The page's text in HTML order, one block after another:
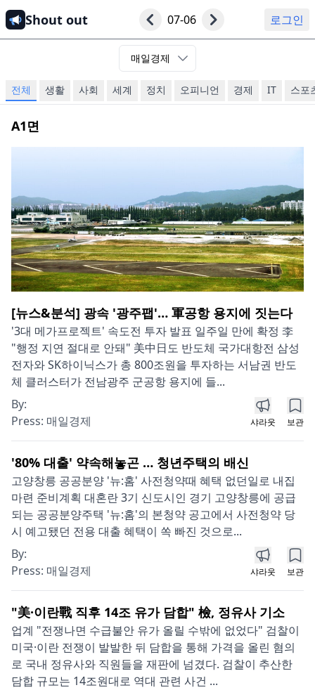
Shout out 07-06 로그인
매일경제
전체 생활 사회 세계 정치 오피니언 경제 IT 스포
A1면
[뉴스&분석] 광속 '광주팹'… 軍공항 용지에 짓는다
'3대 메가프로젝트' 속도전 투자 발표 일주일 만에 확정 李
"행정 지연 절대로 안돼" 美中日도 반도체 국가대항전 삼성
전자와 SK하이닉스가 총 800조원을 투자하는 서남권 반도
체 클러스터가 전남광주 군공항 용지에 들...
By:
Press: 매일경제 샤라웃 보관
'80% 대출' 약속해놓곤 … 청년주택의 배신
고양창릉 공공분양 '뉴:홈' 사전청약때 혜택 없던일로 내집
마련 준비계획 대혼란 3기 신도시인 경기 고양창릉에 공급
되는 공공분양주택 '뉴:홈'의 본청약 공고에서 사전청약 당
시 예고됐던 전용 대출 혜택이 쏙 빠진 것으로...
By:
Press: 매일경제 샤라웃 보관
"美·이란戰 직후 14조 유가 담합" 檢, 정유사 기소
업계 "전쟁나면 수급불안 유가 올릴 수밖에 없었다" 검찰이
미국·이란 전쟁이 발발한 뒤 담합을 통해 가격을 올린 혐의
로 국내 정유사와 직원들을 재판에 넘겼다. 검찰이 추산한
담합 규모는 14조원대로 역대 관련 사건 ...